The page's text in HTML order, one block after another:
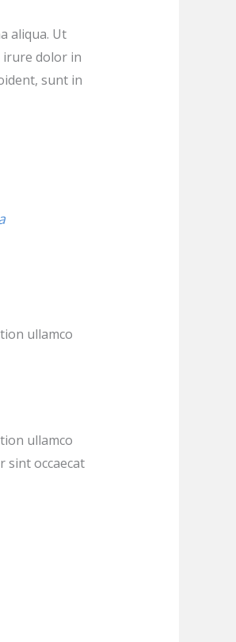
aliqua. Ut
irure dolor in
sunt in
ullamco
ullamco
sint occaecat